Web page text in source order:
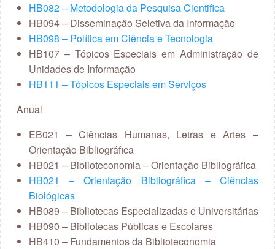
HB082 – Metodologia da Pesquisa Cientifica
HB094 – Disseminação Seletiva da Informação
HB098 – Política em Ciência e Tecnologia
HB107 – Tópicos Especiais em Administração de
Unidades de Informação
HB111 – Tópicos Especiais em Serviços
Anual
EB021 – Ciências Humanas, Letras e Artes –
Orientação Bibliográfica
HB021 – Biblioteconomia – Orientação Bibliográfica
HB021 – Orientação Bibliográfica – Ciências
Biológicas
HB089 – Bibliotecas Especializadas e Universitárias
HB090 – Bibliotecas Públicas e Escolares
HB410 – Fundamentos da Biblioteconomia